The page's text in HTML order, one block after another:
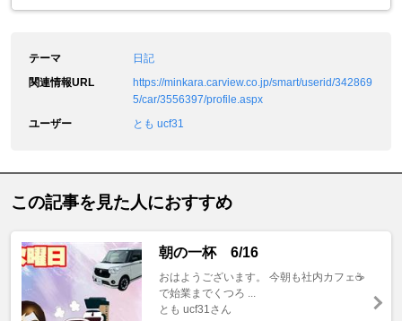
テーマ
日記
関連情報URL
https://minkara.carview.co.jp/smart/userid/342869
5/car/3556397/profile.aspx
ユーザー
とも ucf31
この記事を見た人におすすめ
朝の一杯 6/16
おはようございます。 今朝も社内カフェ☕️
で始業までくつろ ...
とも ucf31さん